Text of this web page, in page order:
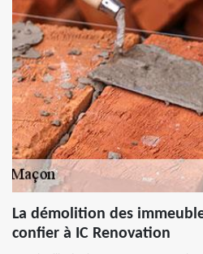
La démolition des
confier à IC Renovation